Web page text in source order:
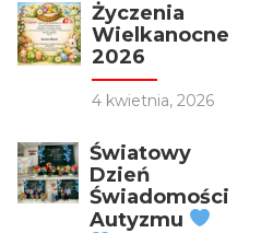
Życzenia
Wielkanocne
2026
4 kwietnia, 2026
Światowy
Dzień
Świadomości
Autyzmu